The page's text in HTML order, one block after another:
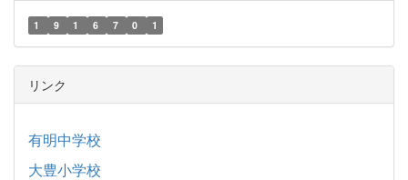
1 9 1 6 7 0 1
リンク
有明中学校
大豊小学校